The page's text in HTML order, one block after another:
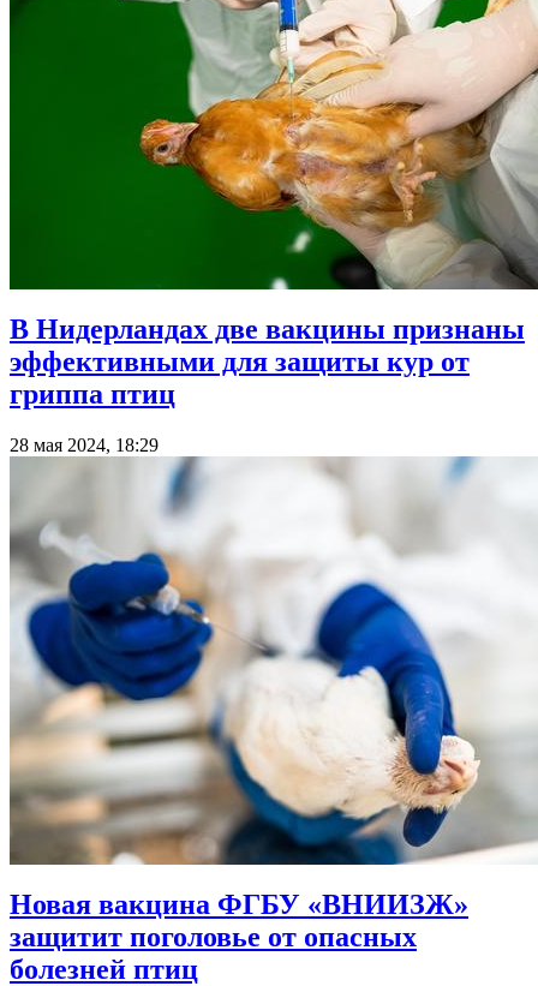
В Нидерландах две вакцины признаны
эффективными для защиты кур от
гриппа птиц
28 мая 2024, 18:29
Новая вакцина ФГБУ «ВНИИЗЖ»
защитит поголовье от опасных
болезней птиц